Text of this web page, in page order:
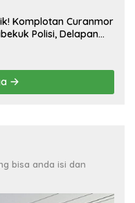
Komplotan Curanmor
Polisi, Delapan
bisa anda isi dan